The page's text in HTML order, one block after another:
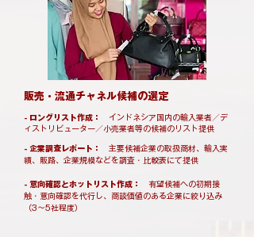
​販売・流通チャネル候補の選定
- ロングリスト作成： インドネシア国内の輸入業者／デ
ィストリビューター／小売業者等の候補のリスト提供
- 企業調査レポート： 主要候補企業の取扱商材、輸入実
績、販路、企業規模などを調査・比較表にて提供
- 意向確認とホットリスト作成： 有望候補への初期接
触・意向確認を代行し、商談価値のある企業に絞り込み
（3〜5社程度）